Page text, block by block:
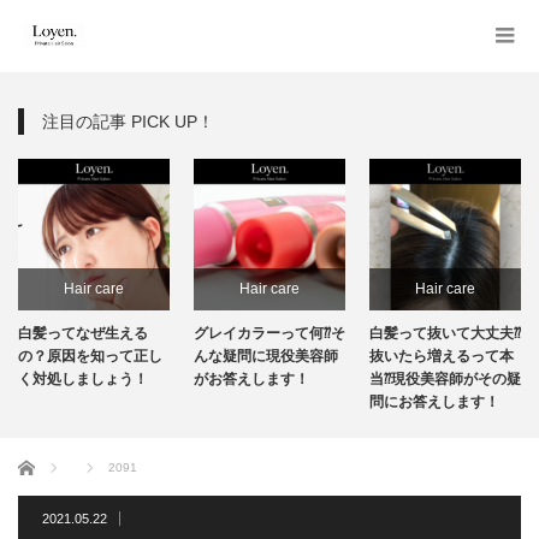
注目の記事 PICK UP！
Hair care
白髪ってなぜ生える
の？原因を知って正し
く対処しましょう！
Hair care
グレイカラーって何⁇そ
んな疑問に現役美容師
がお答えします！
Hair care
白髪って抜いて大丈夫⁇
抜いたら増えるって本
当⁇現役美容師がその疑
問にお答えします！
ホーム 2091
2021.05.22